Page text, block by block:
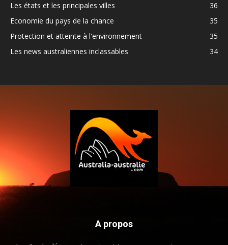
Les états et les principales villes
36
Economie du pays de la chance
35
Protection et atteinte à l'environnement
35
Les news australiennes inclassables
34
A propos